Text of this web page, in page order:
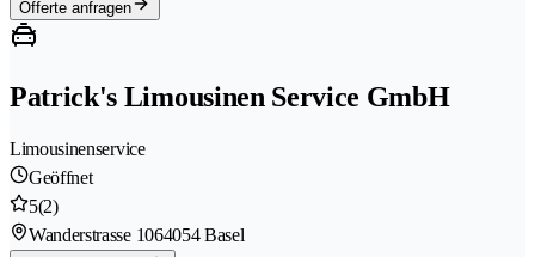
Offerte anfragen
Patrick's Limousinen Service GmbH
Limousinenservice
Geöffnet
5(2)
Wanderstrasse 1064054 Basel